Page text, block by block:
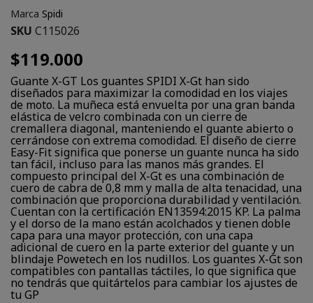
Marca Spidi
SKU C115026
$119.000
Guante X-GT Los guantes SPIDI X-Gt han sido
diseñados para maximizar la comodidad en los viajes
de moto. La muñeca está envuelta por una gran banda
elástica de velcro combinada con un cierre de
cremallera diagonal, manteniendo el guante abierto o
cerrándose con extrema comodidad. El diseño de cierre
Easy-Fit significa que ponerse un guante nunca ha sido
tan fácil, incluso para las manos más grandes. El
compuesto principal del X-Gt es una combinación de
cuero de cabra de 0,8 mm y malla de alta tenacidad, una
combinación que proporciona durabilidad y ventilación.
Cuentan con la certificación EN13594:2015 KP. La palma
y el dorso de la mano están acolchados y tienen doble
capa para una mayor protección, con una capa
adicional de cuero en la parte exterior del guante y un
blindaje Powetech en los nudillos. Los guantes X-Gt son
compatibles con pantallas táctiles, lo que significa que
no tendrás que quitártelos para cambiar los ajustes de
tu GP